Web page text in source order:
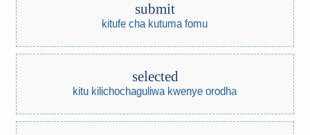
submit
kitufe cha kutuma fomu
selected
kitu kilichochaguliwa kwenye orodha